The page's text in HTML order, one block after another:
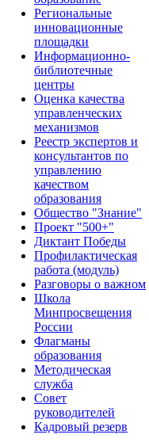
Региональные
инновационные
площадки
Информационно-
библиотечные
центры
Оценка качества
управленческих
механизмов
Реестр экспертов и
консультантов по
управлению
качеством
образования
Общество "Знание"
Проект "500+"
Диктант Победы
Профилактическая
работа (модуль)
Разговоры о важном
Школа
Минпросвещения
России
Флагманы
образования
Методическая
служба
Совет
руководителей
Кадровый резерв